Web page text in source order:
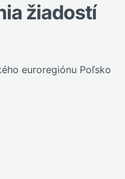
žiadostí
euroregiónu Poľsko